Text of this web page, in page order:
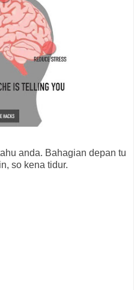
anda. Bahagian depan tu
so kena tidur.